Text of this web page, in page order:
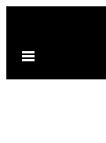
de Open